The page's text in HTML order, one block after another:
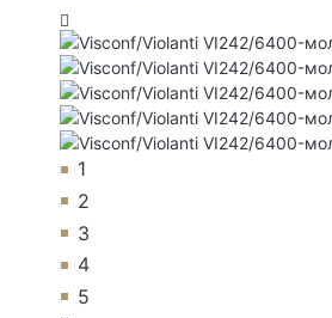
1
2
3
4
5